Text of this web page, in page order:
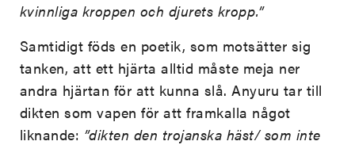
kvinnliga kroppen och djurets kropp.”
Samtidigt föds en poetik, som motsätter sig
tanken, att ett hjärta alltid måste meja ner
andra hjärtan för att kunna slå. Anyuru tar till
dikten som vapen för att framkalla något
liknande: ”dikten den trojanska häst/ som inte